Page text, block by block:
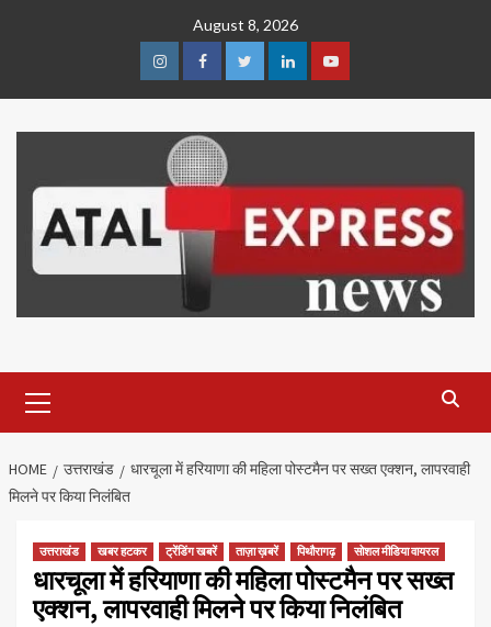
August 8, 2026
InstagramFacebookTwitterLinkedinYoutube
Menu
HOME उत्तराखंड
धारचूला में हरियाणा की महिला पोस्टमैन पर सख्त एक्शन, लापरवाही
मिलने पर किया निलंबित
उत्तराखंड खबर हटकर ट्रेंडिंग खबरें ताज़ा ख़बरें पिथौरागढ़ सोशल मीडिया वायरल
धारचूला में हरियाणा की महिला पोस्टमैन पर सख्त
एक्शन, लापरवाही मिलने पर किया निलंबित